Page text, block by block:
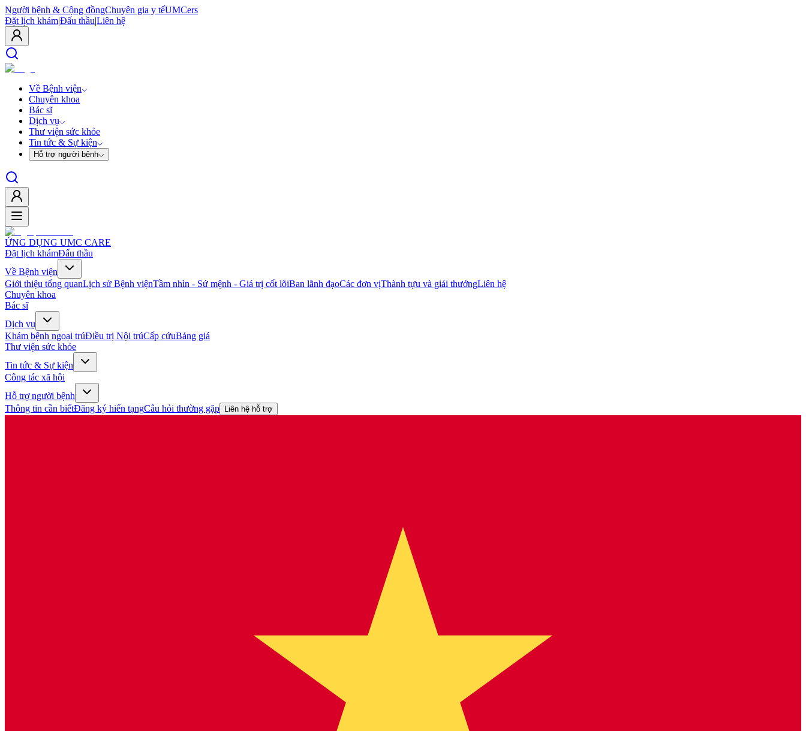
Người bệnh & Cộng đồngChuyên gia y tếUMCers
Đặt lịch khám|Đấu thầu|Liên hệ
Về Bệnh viện
Chuyên khoa
Bác sĩ
Dịch vụ
Thư viện sức khỏe
Tin tức & Sự kiện
Hỗ trợ người bệnh
ỨNG DỤNG UMC CARE
Đặt lịch khámĐấu thầu
Về Bệnh viện
Giới thiệu tổng quanLịch sử Bệnh việnTầm nhìn - Sứ mệnh - Giá trị cốt lõiBan lãnh đạoCác đơn vịThành tựu và giải thưởngLiên hệ
Chuyên khoa
Bác sĩ
Dịch vụ
Khám bệnh ngoại trúĐiều trị Nội trúCấp cứuBảng giá
Thư viện sức khỏe
Tin tức & Sự kiện
Công tác xã hội
Hỗ trợ người bệnh
Thông tin cần biếtĐăng ký hiến tạngCâu hỏi thường gặp Liên hệ hỗ trợ